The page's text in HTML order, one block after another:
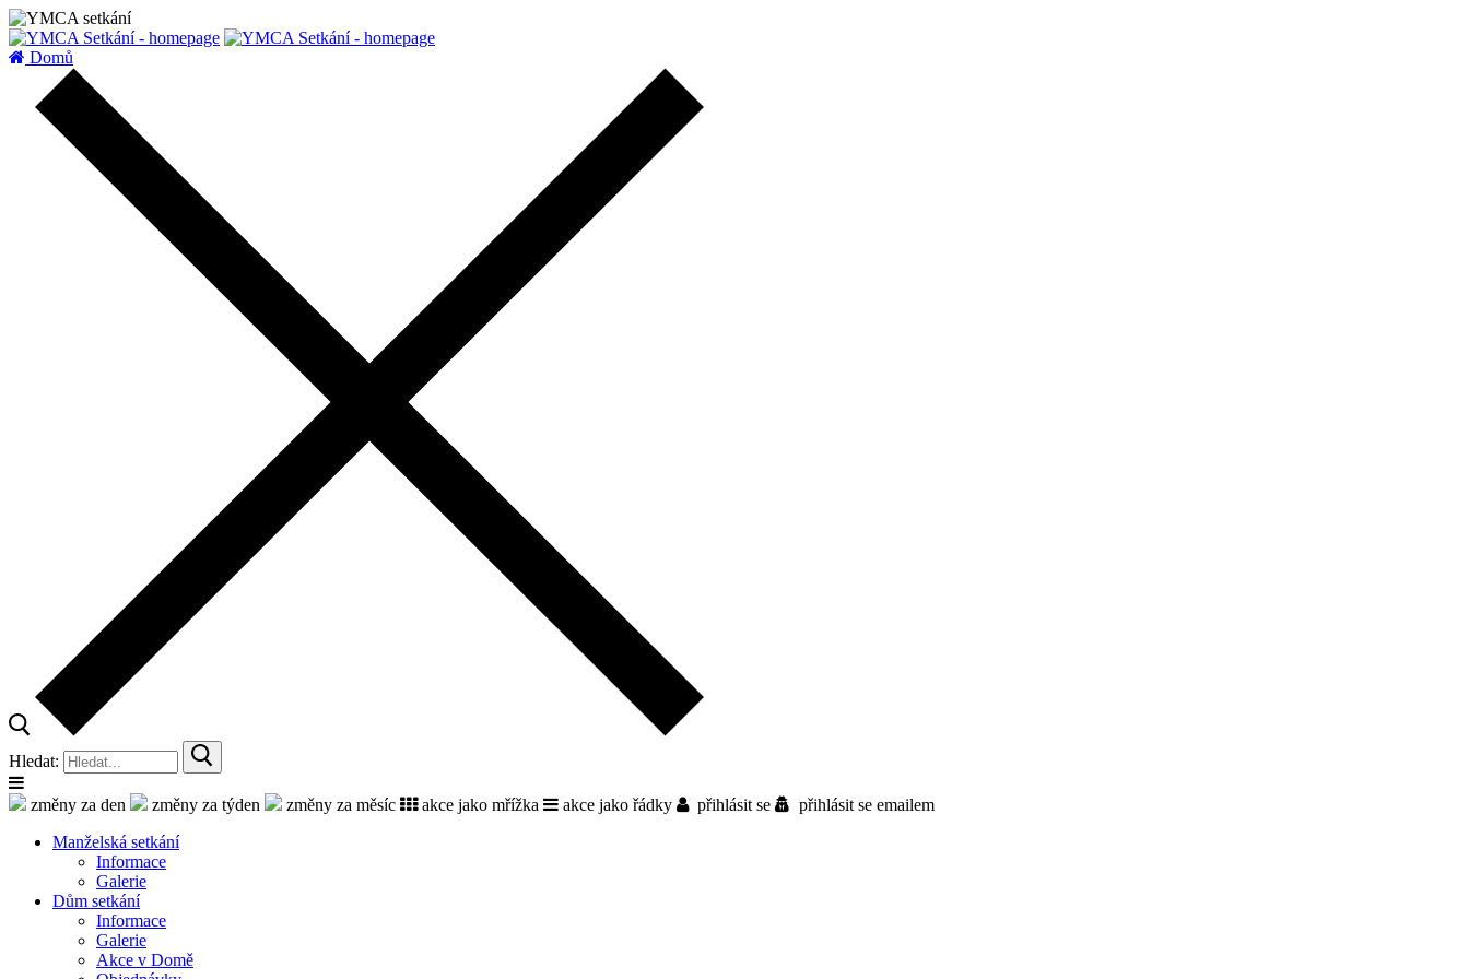
Domů
Hledat:
změny za den změny za týden změny za měsíc akce jako mřížka akce jako řádky přihlásit se
přihlásit se emailem
Manželská setkání
Informace
Galerie
Dům setkání
Informace
Galerie
Akce v Domě
zatížení serveru